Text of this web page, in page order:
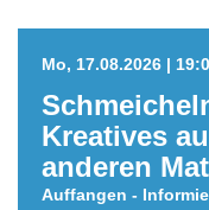
Mo, 17.08.2026 |
Kreatives
anderen
Auffangen -